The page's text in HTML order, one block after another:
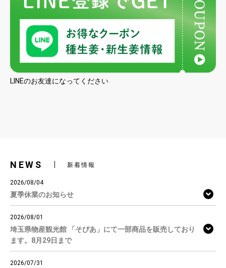
LINEのお友達になってください
NEWS 新着情報
2026/08/04
夏季休業のお知らせ
2026/08/01
埼玉県物産観光館 「そぴあ」にて一部商品を販売しており
ます。8月29日まで
2026/07/31